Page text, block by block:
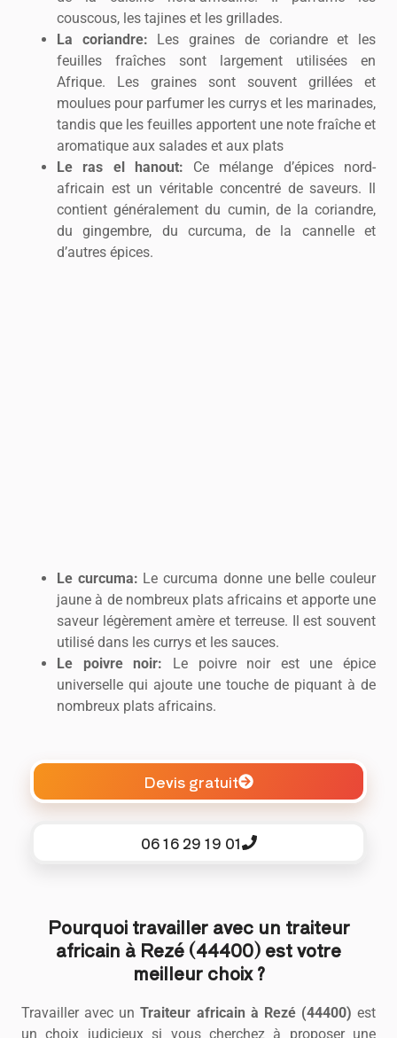
couscous, les tajines et les grillades.
La coriandre: Les graines de coriandre et les
feuilles fraîches sont largement utilisées en
Afrique. Les graines sont souvent grillées et
moulues pour parfumer les currys et les marinades,
tandis que les feuilles apportent une note fraîche et
aromatique aux salades et aux plats
Le ras el hanout: Ce mélange d’épices nord-
africain est un véritable concentré de saveurs. Il
contient généralement du cumin, de la coriandre,
du gingembre, du curcuma, de la cannelle et
d’autres épices.
Le curcuma: Le curcuma donne une belle couleur
jaune à de nombreux plats africains et apporte une
saveur légèrement amère et terreuse. Il est souvent
utilisé dans les currys et les sauces.
Le poivre noir: Le poivre noir est une épice
universelle qui ajoute une touche de piquant à de
nombreux plats africains.
Devis gratuit
06 16 29 19 01
Pourquoi travailler avec un traiteur
africain à Rezé (44400) est votre
meilleur choix ?
Travailler avec unTraiteur africain à Rezé (44400) est
un choix judicieux si vous cherchez à proposer une